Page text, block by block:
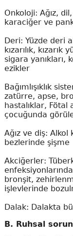
Onkoloji: Ağız,
karaciğer ve
Deri: Yüzde deri
kızarılık,
sigara yanıkları,
ezikler
Bağımlışıklık
zatürre, apse,
hastalıklar,
çocuğunda
Ağız ve diş: Alkol
bezlerinde şişme
Akciğerler:
bronşit,
işlevlerinde
Dalak: Dalakta
B. Ruhsal